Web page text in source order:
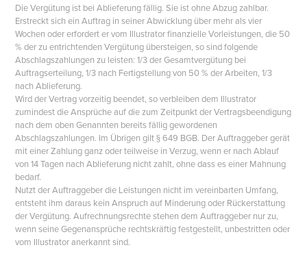
Die Vergütung ist bei Ablieferung fällig. Sie ist ohne Abzug zahlbar.
Erstreckt sich ein Auftrag in seiner Abwicklung über mehr als vier
Wochen oder erfordert er vom Illustrator finanzielle Vorleistungen, die 50
% der zu entrichtenden Vergütung übersteigen, so sind folgende
Abschlagszahlungen zu leisten: 1/3 der Gesamtvergütung bei
Auftragserteilung, 1/3 nach Fertigstellung von 50 % der Arbeiten, 1/3
nach Ablieferung.
Wird der Vertrag vorzeitig beendet, so verbleiben dem Illustrator
zumindest die Ansprüche auf die zum Zeitpunkt der Vertragsbeendigung
nach dem oben Genannten bereits fällig gewordenen
Abschlagszahlungen. Im Übrigen gilt § 649 BGB. Der Auftraggeber gerät
mit einer Zahlung ganz oder teilweise in Verzug, wenn er nach Ablauf
von 14 Tagen nach Ablieferung nicht zahlt, ohne dass es einer Mahnung
bedarf.
Nutzt der Auftraggeber die Leistungen nicht im vereinbarten Umfang,
entsteht ihm daraus kein Anspruch auf Minderung oder Rückerstattung
der Vergütung. Aufrechnungsrechte stehen dem Auftraggeber nur zu,
wenn seine Gegenansprüche rechtskräftig festgestellt, unbestritten oder
vom Illustrator anerkannt sind.